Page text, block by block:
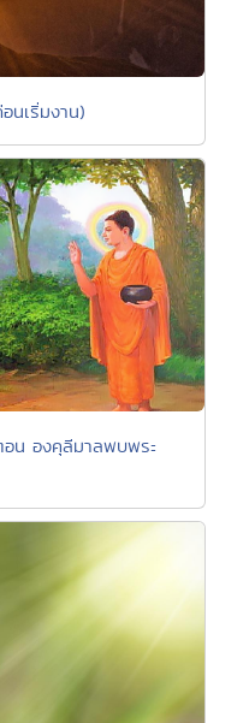
นเริ่มงาน)
น องคุลีมาลพบพระ